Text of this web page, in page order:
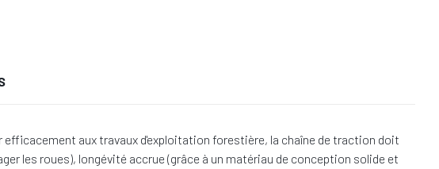
efficacement aux travaux d'exploitation forestière, la chaîne de traction doit
les roues), longévité accrue (grâce à un matériau de conception solide et